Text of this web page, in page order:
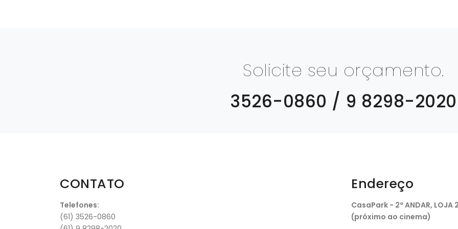
Solicite seu orçamento.
3526-0860 / 9 8298-2020
CONTATO
Telefones:
(61) 3526-0860
Endereço
CasaPark - 2º ANDAR, LOJA
(próximo ao cinema)